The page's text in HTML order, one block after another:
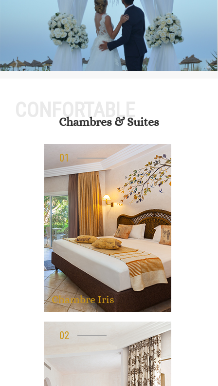
CONFORTABLE
Chambres & Suites
01
Chambre Iris
02